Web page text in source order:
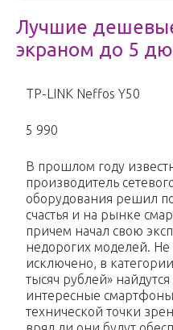
Лучшие
экраном до 5
TP-LINK Neffos Y50
5 990
В прошлом году
производитель
оборудования решил
счастья и на рынке
причем начал свою
недорогих моделей. Не
исключено, в
тысяч рублей»
интересные
технической точки